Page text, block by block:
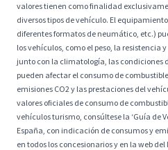
valores tienen como finalidad
diversos tipos de vehículo. El
diferentes formatos de neumático, etc.)
los vehículos, como el peso, la resistencia
junto con la climatología, las condiciones
pueden afectar el consumo de
emisiones CO2 y las prestaciones del
valores oficiales de consumo de
vehículos turismo, consúltese la ‘Guía de
España, con indicación de consumos y
en todos los concesionarios y en la web